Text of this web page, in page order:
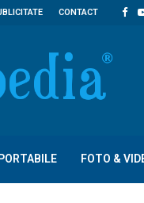
CONTACT
PORTABILE FOTO &